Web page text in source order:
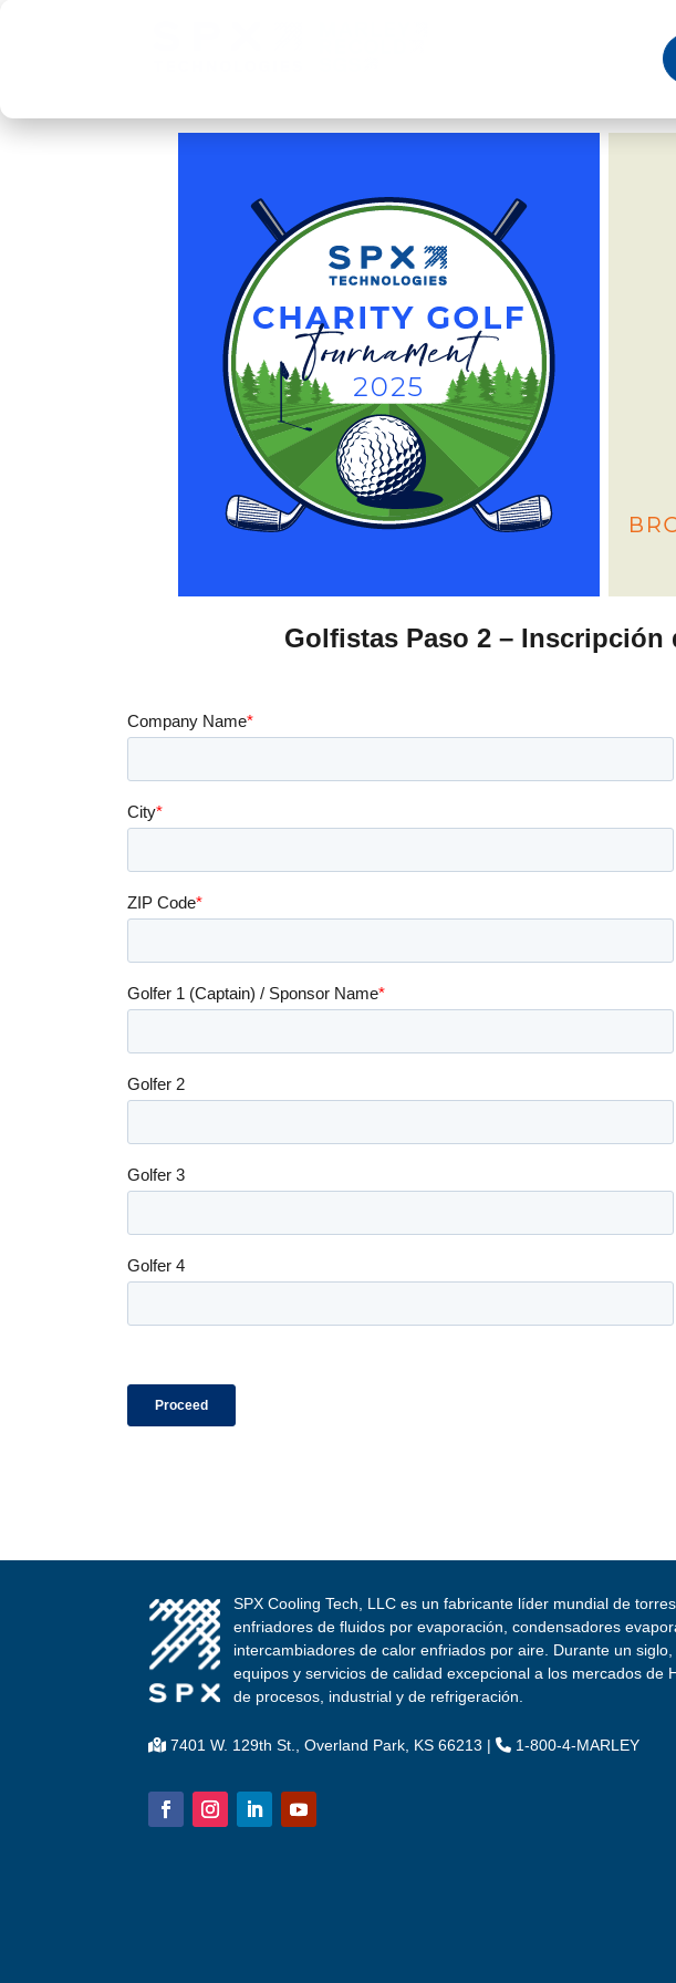
Golfistas Paso 2 –
SPX Cooling Tech, LLC es un fabricante líder mundial de
enfriadores de fluidos por evaporación, condensadores
intercambiadores de calor enfriados por aire. Durante un
equipos y servicios de calidad excepcional a los mercados de
de procesos, industrial y de refrigeración.
7401 W. 129th St., Overland Park, KS 66213 | 1-800-4-MARLEY